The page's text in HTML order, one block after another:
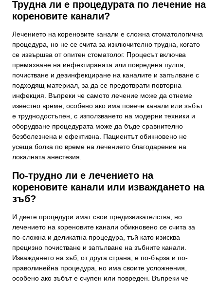
Трудна ли е процедурата по лечение на
кореновите канали?
Лечението на кореновите канали е сложна стоматологична
процедура, но не се счита за изключително трудна, когато
се извършва от опитен стоматолог. Процесът включва
премахване на инфектираната или повредена пулпа,
почистване и дезинфекциране на каналите и запълване с
подходящ материал, за да се предотврати повторна
инфекция. Въпреки че самото лечение може да отнеме
известно време, особено ако има повече канали или зъбът
е труднодостъпен, с използването на модерни техники и
оборудване процедурата може да бъде сравнително
безболезнена и ефективна. Пациентът обикновено не
усеща болка по време на лечението благодарение на
локалната анестезия.
По-трудно ли е лечението на
кореновите канали или изваждането на
зъб?
И двете процедури имат свои предизвикателства, но
лечението на кореновите канали обикновено се счита за
по-сложна и деликатна процедура, тъй като изисква
прецизно почистване и запълване на зъбните канали.
Изваждането на зъб, от друга страна, е по-бърза и по-
праволинейна процедура, но има своите усложнения,
особено ако зъбът е счупен или повреден. Въпреки че